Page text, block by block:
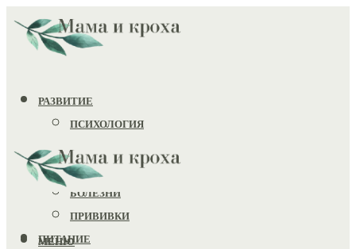
РАЗВИТИЕ
ПСИХОЛОГИЯ
ИГРУШКИ
ЗДОРОВЬЕ
БОЛЕЗНИ
ПРИВИВКИ
ПИТАНИЕ
МЕНЮ